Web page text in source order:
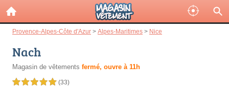
Provence-Alpes-Côte d'Azur > Alpes-Maritimes > Nice
Nach
Magasin de vêtements fermé, ouvre à 11h
5,0 étoiles sur 5 (33)